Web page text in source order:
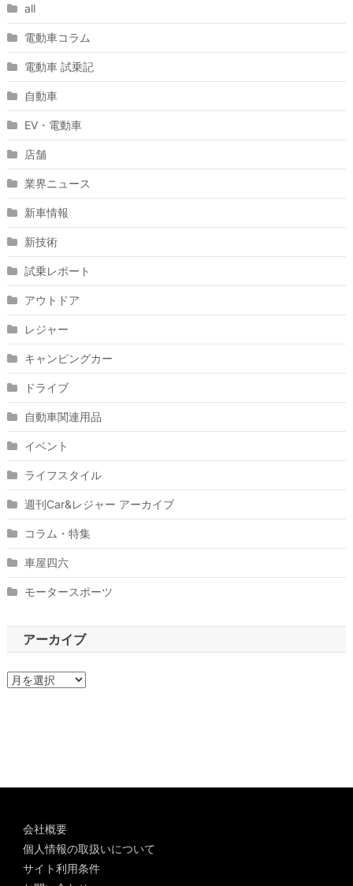
all
電動車コラム
電動車 試乗記
自動車
EV・電動車
店舗
業界ニュース
新車情報
新技術
試乗レポート
アウトドア
レジャー
キャンピングカー
ドライブ
自動車関連用品
イベント
ライフスタイル
週刊Car&レジャー アーカイブ
コラム・特集
車屋四六
モータースポーツ
アーカイブ
ア
会社概要
個人情報の取扱いについて
サイト利用条件